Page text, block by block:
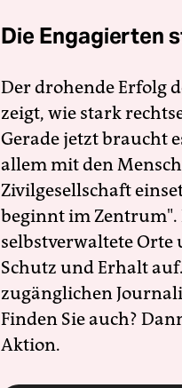
Die Engagierten
Der drohende Erfolg
zeigt, wie stark
Gerade jetzt braucht
allem mit den
Zivilgesellschaft
beginnt im Zentrum".
selbstverwaltete
Schutz und Erhalt
zugänglichen
Finden Sie auch?
Aktion.